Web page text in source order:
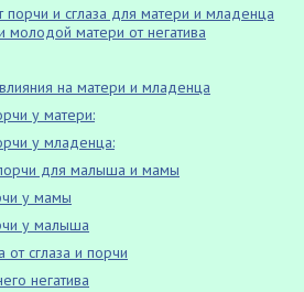
и сглаза для матери и младенца
матери от негатива
на матери и младенца
у матери:
у младенца:
для малыша и мамы
у мамы
у малыша
сглаза и порчи
негатива